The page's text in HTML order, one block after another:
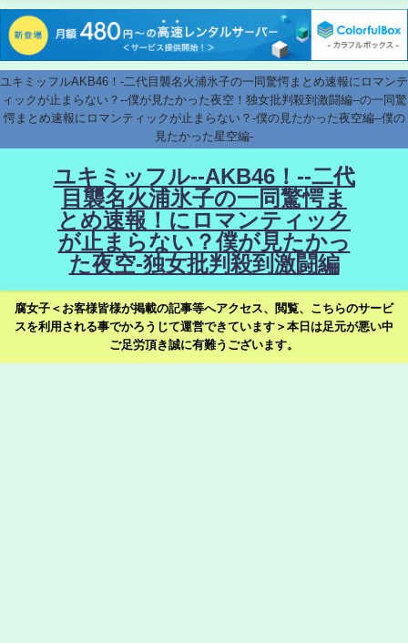
ユキミッフルAKB46！-二代目襲名火浦氷子の一同驚愕まとめ速報にロマンテ
ィックが止まらない？--僕が見たかった夜空！独女批判殺到激闘編--の一同驚
愕まとめ速報にロマンティックが止まらない？-僕の見たかった夜空編--僕の
見たかった星空編-
ユキミッフル--AKB46！--二代
目襲名火浦氷子の一同驚愕ま
とめ速報！にロマンティック
が止まらない？僕が見たかっ
た夜空-独女批判殺到激闘編
腐女子＜お客様皆様が掲載の記事等へアクセス、閲覧、こちらのサービ
スを利用される事でかろうじて運営できています＞本日は足元が悪い中
ご足労頂き誠に有難うございます。